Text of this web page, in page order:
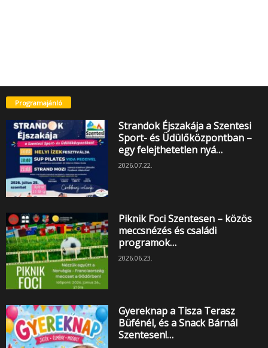
Programajánló
Strandok Éjszakája a Szentesi
Sport- és Üdülőközpontban –
egy felejthetetlen nyá…
2026.07.22.
Piknik Foci Szentesen – közös
meccsnézés és családi
programok…
2026.06.23.
Gyereknap a Tisza Terasz
Büfénél, és a Snack Bárnál
Szentesen!…